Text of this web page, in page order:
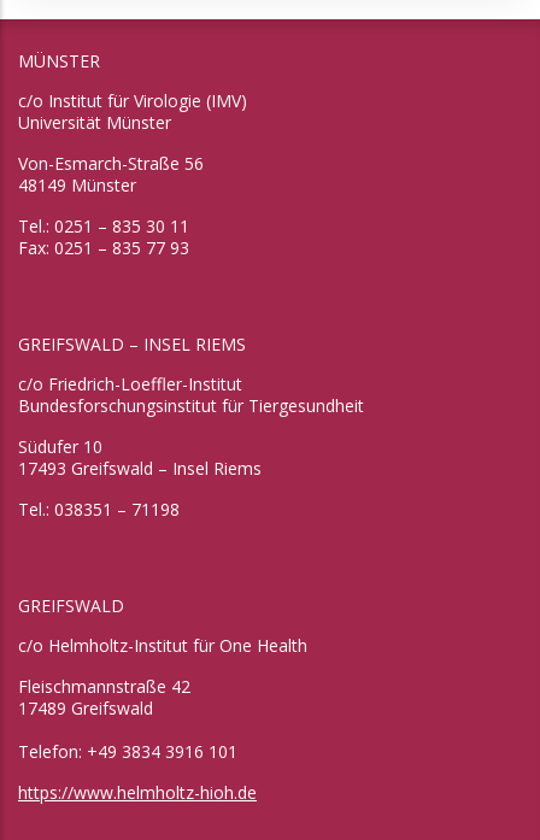
MÜNSTER
c/o Institut für Virologie (IMV)
Universität Münster
Von-Esmarch-Straße 56
48149 Münster
Tel.: 0251 – 835 30 11
Fax: 0251 – 835 77 93
GREIFSWALD – INSEL RIEMS
c/o Friedrich-Loeffler-Institut
Bundesforschungsinstitut für Tiergesundheit
Südufer 10
17493 Greifswald – Insel Riems
Tel.: 038351 – 71198
GREIFSWALD
c/o Helmholtz-Institut für One Health
Fleischmannstraße 42
17489 Greifswald
Telefon: +49 3834 3916 101
https://www.helmholtz-hioh.de